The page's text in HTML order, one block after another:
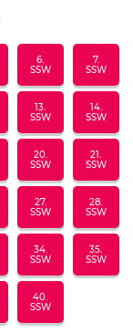
6.
SSW
7.
SSW
13.
SSW
14.
SSW
20.
SSW
21.
SSW
27.
SSW
28.
SSW
34.
SSW
35.
SSW
40.
SSW